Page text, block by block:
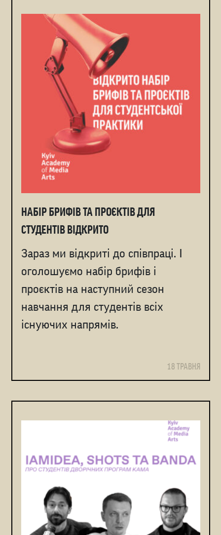
НАБІР БРИФІВ ТА ПРОЄКТІВ ДЛЯ
СТУДЕНТІВ ВІДКРИТО
Зараз ми відкриті до співпраці. І
оголошуємо набір брифів і
проєктів на наступний сезон
навчання для студентів всіх
існуючих напрямів.
18 ТРАВНЯ